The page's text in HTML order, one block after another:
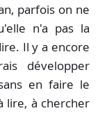
parfois on ne
n'a pas la
Il y a encore
développer
en faire le
lire, à chercher